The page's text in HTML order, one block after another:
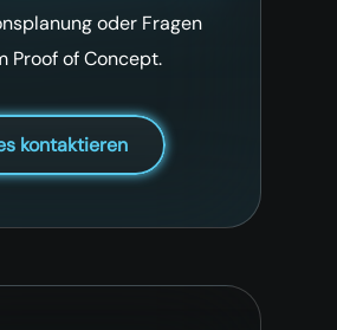
oder Fragen
Proof of Concept.
kontaktieren